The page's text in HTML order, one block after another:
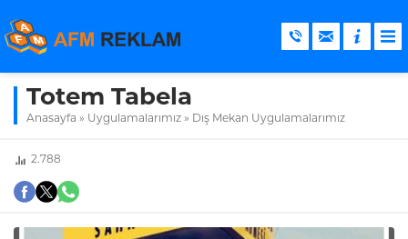
Totem Tabela
Anasayfa » Uygulamalarımız » Dış Mekan Uygulamalarımız
2.788